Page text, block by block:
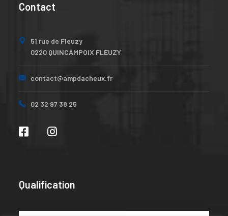
Contact
51 rue de Fleuzy
0220 QUINCAMPOIX FLEUZY
contact@ampdacheux.fr
02 32 97 38 25
Qualification